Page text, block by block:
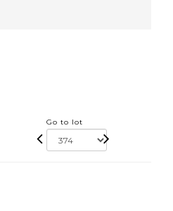
Go to lot